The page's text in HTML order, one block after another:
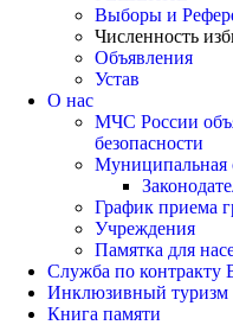
Выборы и
Численность
Объявления
Устав
О нас
МЧС России
безопасности
Муниципальная
График приема
Учреждения
Памятка для
Служба по
Инклюзивный туризм
Книга памяти